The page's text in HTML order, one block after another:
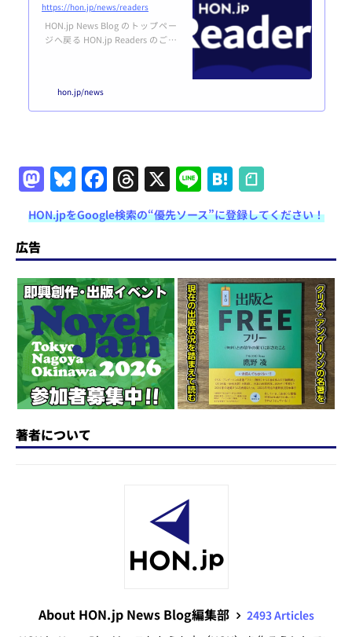
https://hon.jp/news/readers
HON.jp News Blog のトップペー
ジへ戻る HON.jp Readers のご案
誰でも無料で登録できます。利用
規約はこちら。登録する あなた
jp News Blogは、紙だけでなくデ
ジタル出版も含めた、広い意味で
の本（HON）のつくり手をエン
パ...
hon.jp/news
M
a
st
o
d
o
n
Bl
u
e
s
k
y
F
a
c
e
b
o
o
k
T
h
re
a
d
s
X Li
n
e
H
at
e
n
a
HON.jpをGoogle検索の“優先ソース”に登録してください！
広告
著者について
About HON.jp News Blog編集部
2493 Articles